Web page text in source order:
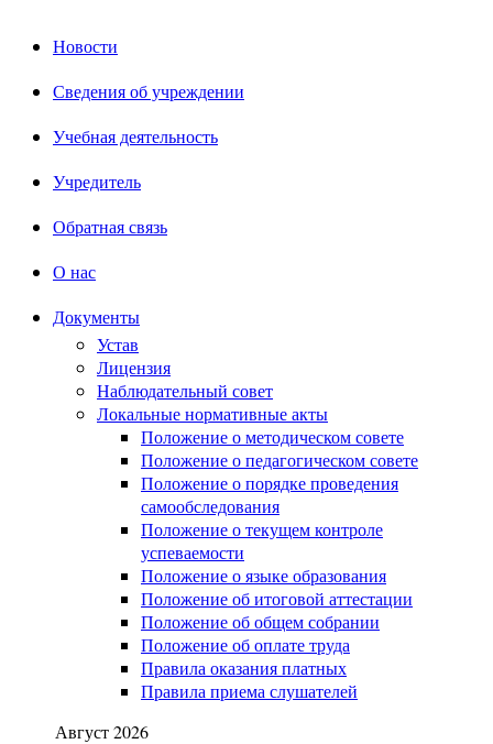
Новости
Сведения об учреждении
Учебная деятельность
Учредитель
Обратная связь
О нас
Документы
Устав
Лицензия
Наблюдательный совет
Локальные нормативные акты
Положение о методическом совете
Положение о педагогическом совете
Положение о порядке проведения
самообследования
Положение о текущем контроле
успеваемости
Положение о языке образования
Положение об итоговой аттестации
Положение об общем собрании
Положение об оплате труда
Правила оказания платных
Правила приема слушателей
Август 2026